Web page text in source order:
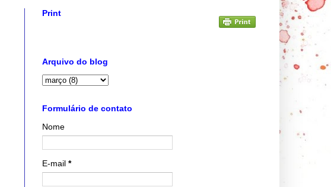
Print
Arquivo do blog
Formulário de contato
Nome
E-mail *